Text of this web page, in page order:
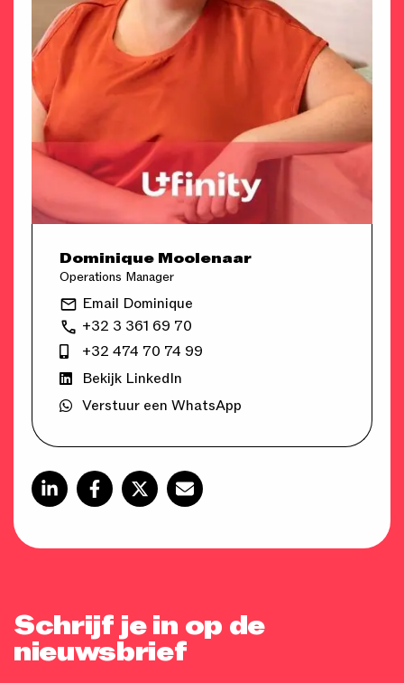
Dominique Moolenaar
Operations Manager
Email Dominique
+32 3 361 69 70
+32 474 70 74 99
Bekijk LinkedIn
Verstuur een WhatsApp
Schrijf je in op de
nieuwsbrief